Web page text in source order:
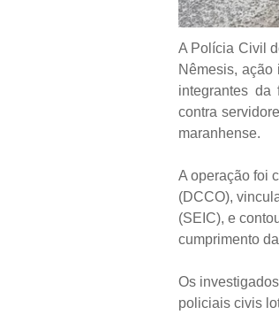
A Polícia Civil
Nêmesis, ação
integrantes da
contra
maranhense.
A operação foi
(DCCO),
(SEIC), e
cumprimento
Os
policiais civis